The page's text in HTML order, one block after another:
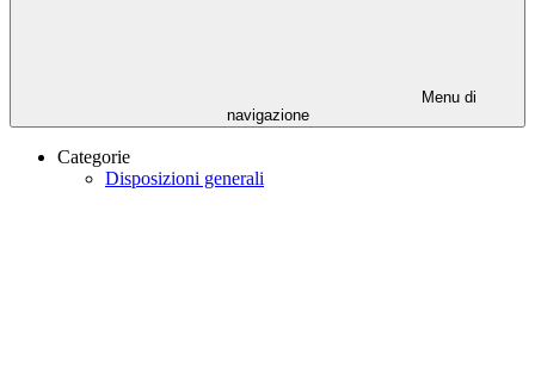
Menu di
navigazione
Categorie
Disposizioni generali